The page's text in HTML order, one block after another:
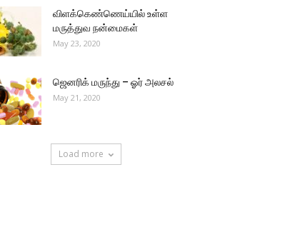
விளக்கெண்ணெய்யில் உள்ள
மருத்துவ நன்மைகள்
May 23, 2020
ஜெனரிக் மருந்து – ஓர் அலசல்
May 21, 2020
Load more